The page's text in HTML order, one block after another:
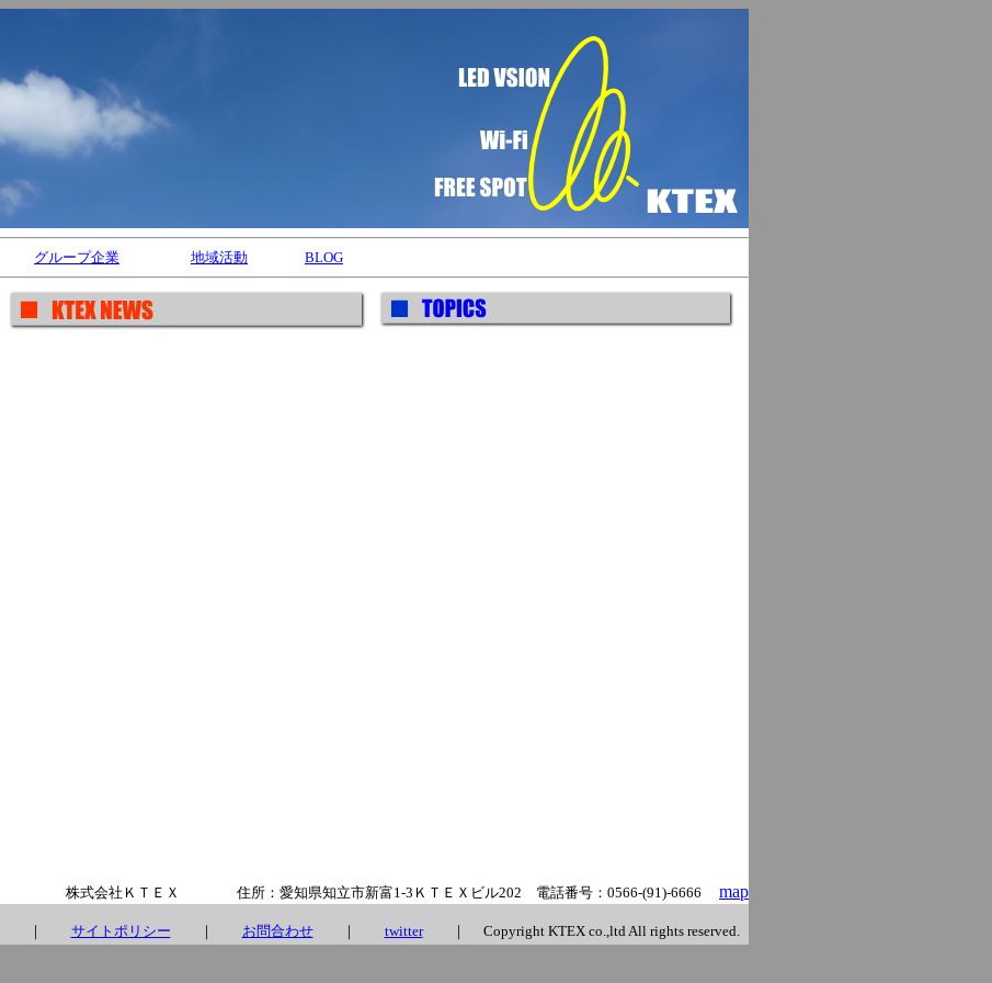
グループ企業 地域活動 BLOG
株式会社ＫＴＥＸ 住所：愛知県知立市新富1-3ＫＴＥＸビル202 電話番号：0566-(91)-6666 map
｜ サイトポリシー ｜ お問合わせ｜ twitter｜ Copyright KTEX co.,ltd All rights reserved.